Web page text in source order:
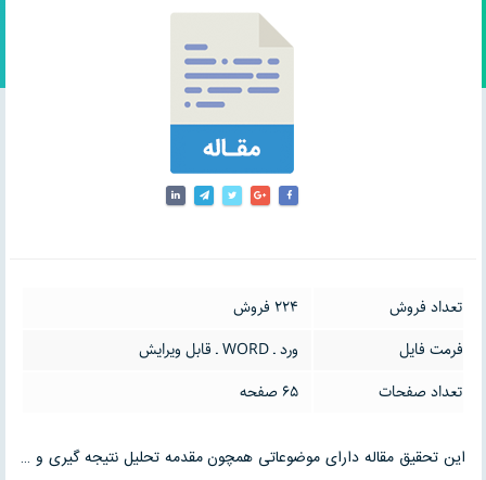
تعداد فروش
224 فروش
فرمت فایل
ورد ـ WORD ـ قابل ویرایش
تعداد صفحات
65 صفحه
این تحقیق مقاله دارای موضوعاتی همچون مقدمه تحلیل نتیجه گیری و …